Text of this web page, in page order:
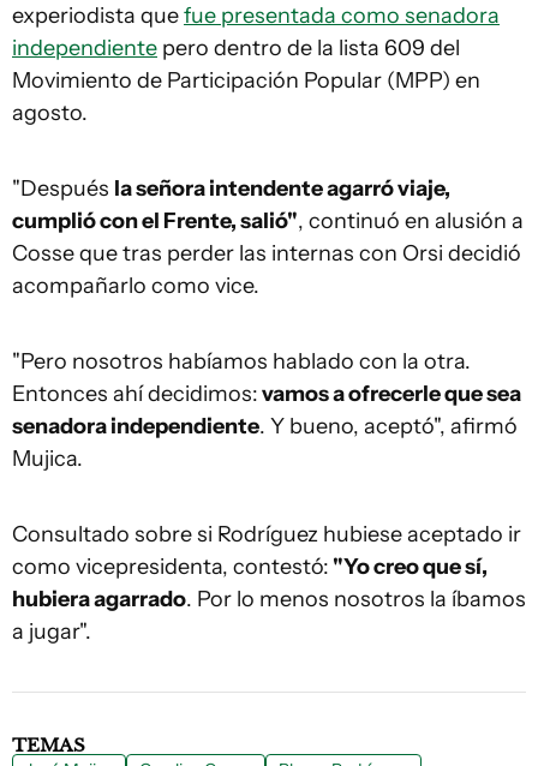
experiodista quefue presentada como senadora
independiente pero dentro de la lista 609 del
Movimiento de Participación Popular (MPP) en
agosto.
"Después la señora intendente agarró viaje,
cumplió con el Frente, salió", continuó en alusión a
Cosse que tras perder las internas con Orsi decidió
acompañarlo como vice.
"Pero nosotros habíamos hablado con la otra.
Entonces ahí decidimos:vamos a ofrecerle que sea
senadora independiente. Y bueno, aceptó", afirmó
Mujica.
Consultado sobre si Rodríguez hubiese aceptado ir
como vicepresidenta, contestó: "Yo creo que sí,
hubiera agarrado. Por lo menos nosotros la íbamos
a jugar".
TEMAS